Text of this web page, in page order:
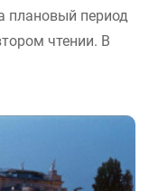
плановый период
чтении. В